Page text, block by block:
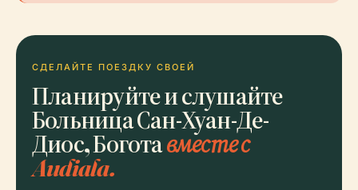
СДЕЛАЙТЕ ПОЕЗДКУ СВОЕЙ
Планируйте и слушайте
Больница Сан-Хуан-Де-
Диос, Боготавместе с
Audiala.